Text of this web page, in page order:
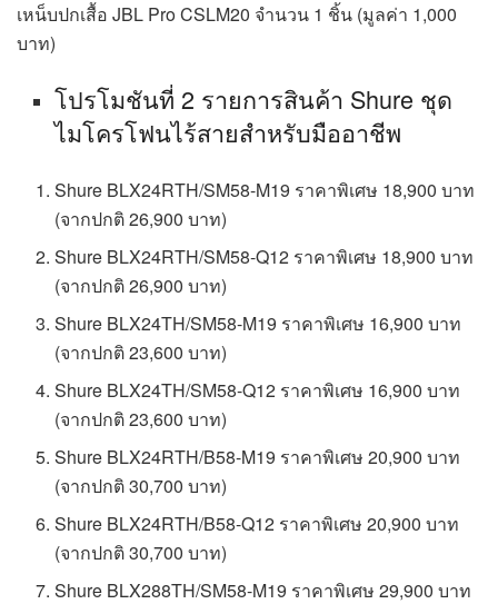
เหน็บปกเสื้อ JBL Pro CSLM20 จำนวน 1 ชิ้น (มูลค่า 1,000
บาท)
โปรโมชันที่ 2 รายการสินค้า Shure ชุด
ไมโครโฟนไร้สายสำหรับมืออาชีพ
Shure BLX24RTH/SM58-M19 ราคาพิเศษ 18,900 บาท
(จากปกติ 26,900 บาท)
Shure BLX24RTH/SM58-Q12 ราคาพิเศษ 18,900 บาท
(จากปกติ 26,900 บาท)
Shure BLX24TH/SM58-M19 ราคาพิเศษ 16,900 บาท
(จากปกติ 23,600 บาท)
Shure BLX24TH/SM58-Q12 ราคาพิเศษ 16,900 บาท
(จากปกติ 23,600 บาท)
Shure BLX24RTH/B58-M19 ราคาพิเศษ 20,900 บาท
(จากปกติ 30,700 บาท)
Shure BLX24RTH/B58-Q12 ราคาพิเศษ 20,900 บาท
(จากปกติ 30,700 บาท)
Shure BLX288TH/SM58-M19 ราคาพิเศษ 29,900 บาท